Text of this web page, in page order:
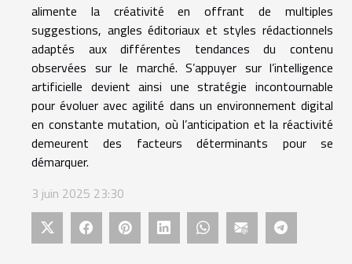
alimente la créativité en offrant de multiples
suggestions, angles éditoriaux et styles rédactionnels
adaptés aux différentes tendances du contenu
observées sur le marché. S’appuyer sur l’intelligence
artificielle devient ainsi une stratégie incontournable
pour évoluer avec agilité dans un environnement digital
en constante mutation, où l’anticipation et la réactivité
demeurent des facteurs déterminants pour se
démarquer.
3 juin 2025 23:30